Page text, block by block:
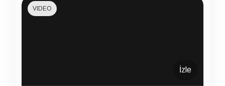
İzle
VIDEO